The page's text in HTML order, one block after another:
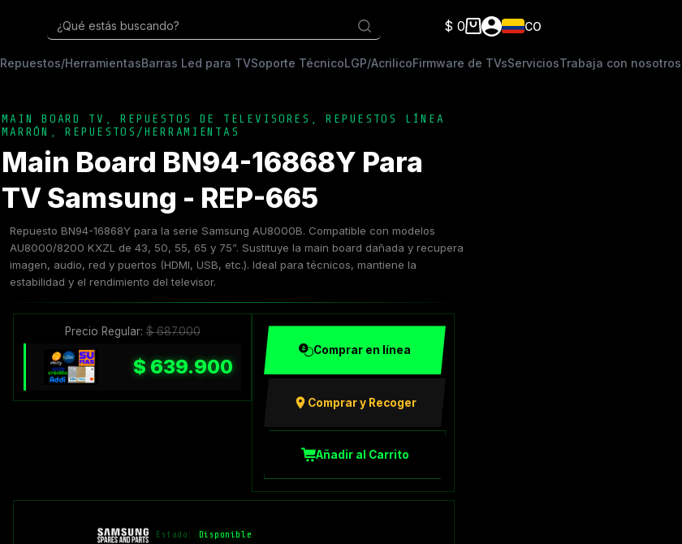
¿Qué estás buscando?
Carro
compra
$ 0 CO
Repuestos/HerramientasBarras Led para TVSoporte TécnicoLGP/AcrilicoFirmware de TVsServiciosTrabaja con nosotros
MAIN BOARD TV ,REPUESTOS DE TELEVISORES ,REPUESTOS LÍNEA
MARRÓN
,REPUESTOS/HERRAMIENTAS
Main Board BN94-16868Y Para
TV Samsung - REP-665
Repuesto BN94-16868Y para la serie Samsung AU8000B. Compatible con modelos
AU8000/8200 KXZL de 43, 50, 55, 65 y 75”. Sustituye la main board dañada y recupera
imagen, audio, red y puertos (HDMI, USB, etc.). Ideal para técnicos, mantiene la
estabilidad y el rendimiento del televisor.
Precio Regular:$687.000
$639.900
Comprar en línea
Comprar y Recoger
Añadir al Carrito
Estado: Disponible